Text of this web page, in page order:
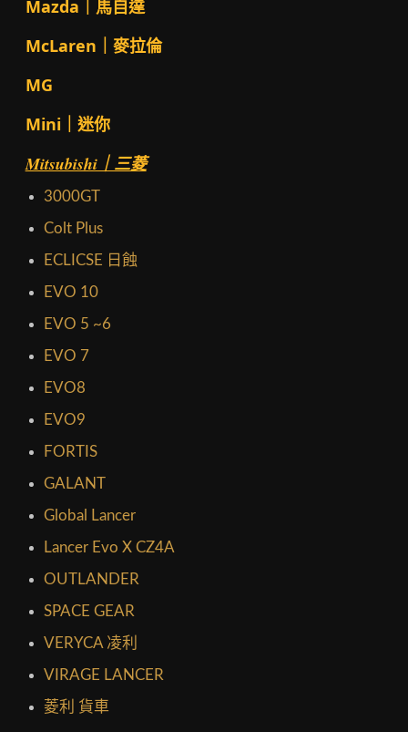
Mazda｜馬自達
McLaren｜麥拉倫
MG
Mini｜迷你
Mitsubishi｜三菱
3000GT
Colt Plus
ECLICSE 日蝕
EVO 10
EVO 5 ~6
EVO 7
EVO8
EVO9
FORTIS
GALANT
Global Lancer
Lancer Evo X CZ4A
OUTLANDER
SPACE GEAR
VERYCA 凌利
VIRAGE LANCER
菱利 貨車